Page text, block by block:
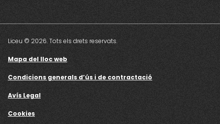
Liceu © 2026. Tots els drets reservats.
Mapa del lloc web
Condicions generals d’ús i de contractació
Avís Legal
Cookies